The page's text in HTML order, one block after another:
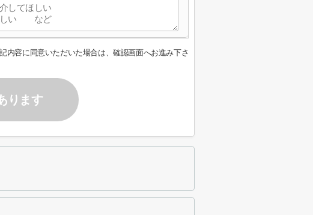
内容に同意いただいた場合は、確認画面へお進み下さ
ります